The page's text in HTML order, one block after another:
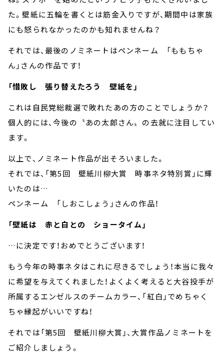
た。壁紙に五輪を書くとは筋金入りですが、期間中は家族
にも怒られなかったのかも知れませんね？
それでは、最後のノミネートはペンネーム 「ももちゃ
ん」さんの作品です！
「惜敗し 張り替えたろう 壁紙を」
これは自民党総裁選で敗れたあの方のことでしょうか？
個人的には、今後の〝あの太郎さん〟の去就に注目してい
ます。
以上で、ノミネート作品が出そろいました。
それでは、「第5回 壁紙川柳大賞 時事ネタ特別賞」に輝
いたのは…
ペンネーム 「しおこしょう」さんの作品！
「壁紙は 赤と白との ショータイム」
…に決定です！おめでとうございます！
もう今年の時事ネタはこれに尽きるでしょう！本当に我々
に希望を与えてくれました！よくよく考えると大谷投手が
所属するエンゼルスのチームカラー、「紅白」でめちゃく
ちゃ縁起がいいですね！
それでは「第5回 壁紙川柳大賞」、大賞作品ノミネートを
ご紹介しましょう。